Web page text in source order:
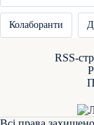
Колаборанти
RSS-